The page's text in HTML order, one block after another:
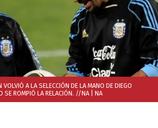
VOLVIÓ A LA SELECCIÓN DE LA MANO DE DIEGO
SE ROMPIÓ LA RELACIÓN. //NA | NA